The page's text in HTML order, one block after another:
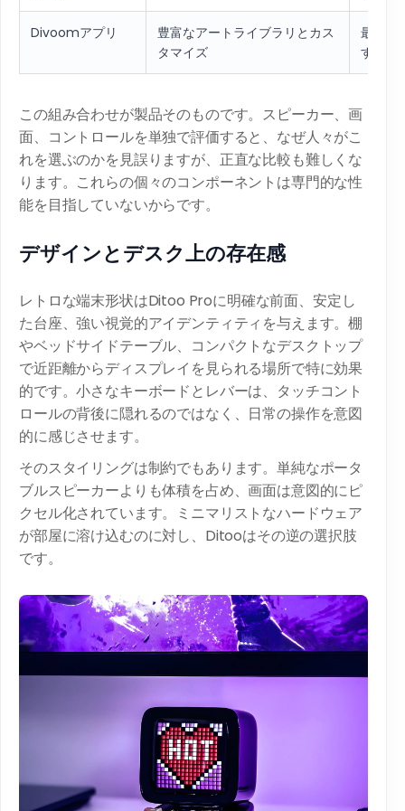
Divoomアプリ
豊富なアートライブラリとカス
タマイズ
最高の
す
この組み合わせが製品そのものです。スピーカー、画
面、コントロールを単独で評価すると、なぜ人々がこ
れを選ぶのかを見誤りますが、正直な比較も難しくな
ります。これらの個々のコンポーネントは専門的な性
能を目指していないからです。
デザインとデスク上の存在感
レトロな端末形状はDitoo Proに明確な前面、安定し
た台座、強い視覚的アイデンティティを与えます。棚
やベッドサイドテーブル、コンパクトなデスクトップ
で近距離からディスプレイを見られる場所で特に効果
的です。小さなキーボードとレバーは、タッチコント
ロールの背後に隠れるのではなく、日常の操作を意図
的に感じさせます。
そのスタイリングは制約でもあります。単純なポータ
ブルスピーカーよりも体積を占め、画面は意図的にピ
クセル化されています。ミニマリストなハードウェア
が部屋に溶け込むのに対し、Ditooはその逆の選択肢
です。